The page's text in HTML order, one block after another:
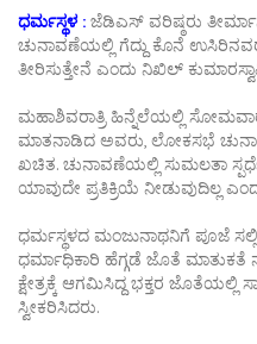
ಧರ್ಮಸ್ಥಳ : ಜೆಡಿಎಸ್ ವರಿಷ್ಠರು
ಚುನಾವಣೆಯಲ್ಲಿ ಗೆದ್ದು ಕೊನೆ
ತೀರಿಸುತ್ತೇನೆ ಎಂದು ನಿಖಿಲ್
ಮಹಾಶಿವರಾತ್ರಿ ಹಿನ್ನೆಲೆಯಲ್ಲಿ
ಮಾತನಾಡಿದ ಅವರು, ಲೋಕಸಭೆ
ಖಚಿತ. ಚುನಾವಣೆಯಲ್ಲಿ ಸುಮಲತಾ ಸ್ಪರ್ಧೆ
ಯಾವುದೇ ಪ್ರತಿಕ್ರಿಯೆ ನೀಡುವುದಿಲ್ಲ
ಧರ್ಮಸ್ಥಳದ ಮಂಜುನಾಥನಿಗೆ ಪೂಜೆ
ಧರ್ಮಾಧಿಕಾರಿ ಹೆಗ್ಗಡೆ ಜೊತೆ ಮಾತುಕತೆ
ಕ್ಷೇತ್ರಕ್ಕೆ ಆಗಮಿಸಿದ್ದ ಭಕ್ತರ
ಸ್ವೀಕರಿಸಿದರು.